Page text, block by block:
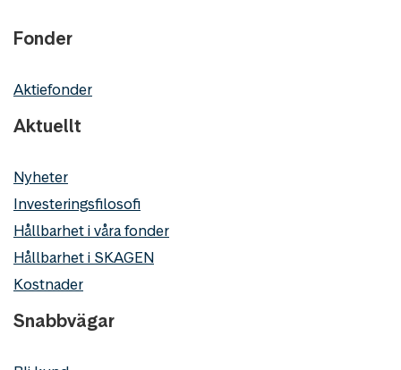
Fonder
Aktiefonder
Aktuellt
Nyheter
Investeringsfilosofi
Hållbarhet i våra fonder
Hållbarhet i SKAGEN
Kostnader
Snabbvägar